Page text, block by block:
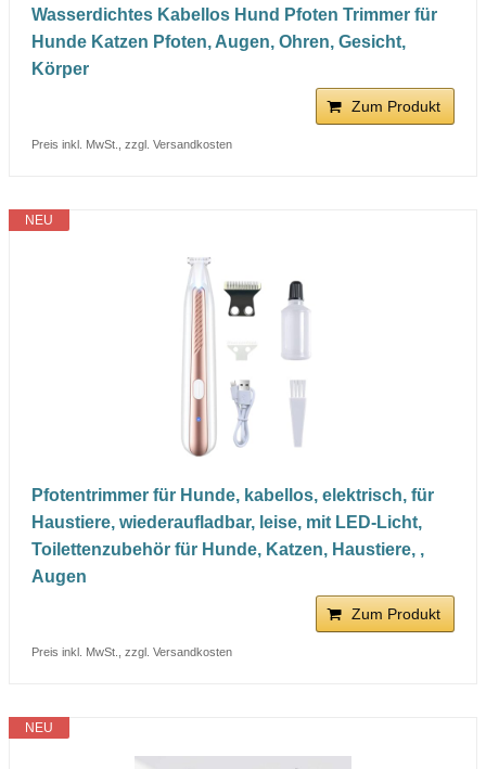
Wasserdichtes Kabellos Hund Pfoten Trimmer für
Hunde Katzen Pfoten, Augen, Ohren, Gesicht,
Körper
Zum Produkt
Preis inkl. MwSt., zzgl. Versandkosten
NEU
Pfotentrimmer für Hunde, kabellos, elektrisch, für
Haustiere, wiederaufladbar, leise, mit LED-Licht,
Toilettenzubehör für Hunde, Katzen, Haustiere, ,
Augen
Zum Produkt
Preis inkl. MwSt., zzgl. Versandkosten
NEU